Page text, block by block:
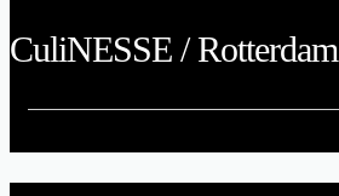
CuliNESSE / Rotterdam